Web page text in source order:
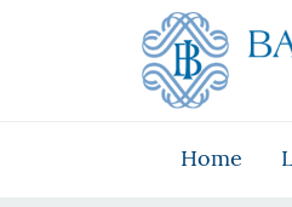
Skip to Main Content
Vai al sito istituzionale
Vai al menu di navigazione
Vai alla ricerca
Vai ai contenuti
Home